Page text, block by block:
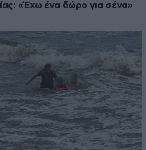
«Έχω ένα δώρο για σένα»